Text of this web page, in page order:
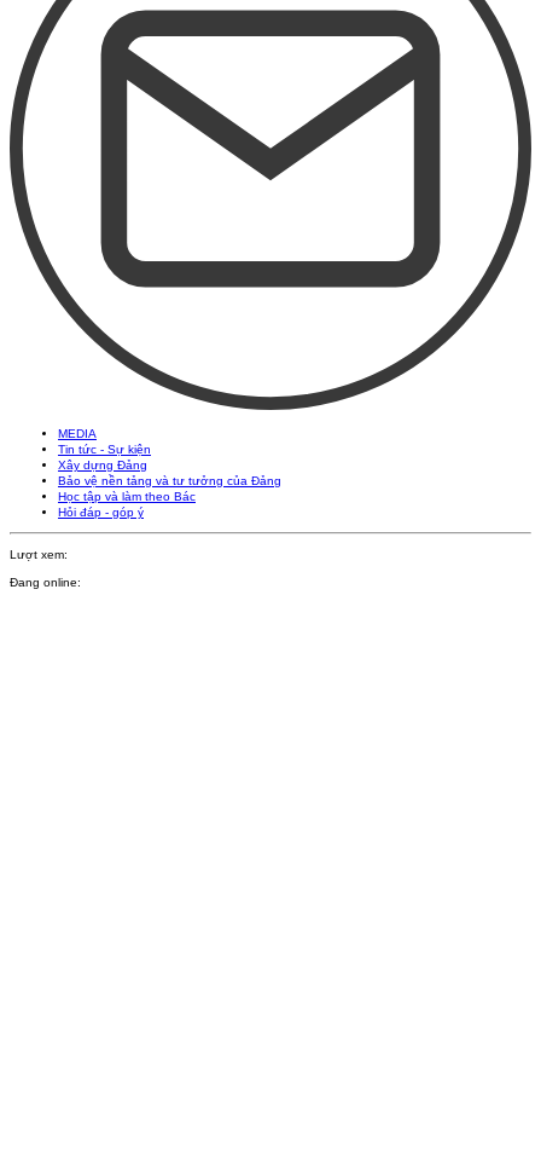
MEDIA
Tin tức - Sự kiện
Xây dựng Đảng
Bảo vệ nền tảng và tư tưởng của Đảng
Học tập và làm theo Bác
Hỏi đáp - góp ý
Lượt xem:
Đang online: